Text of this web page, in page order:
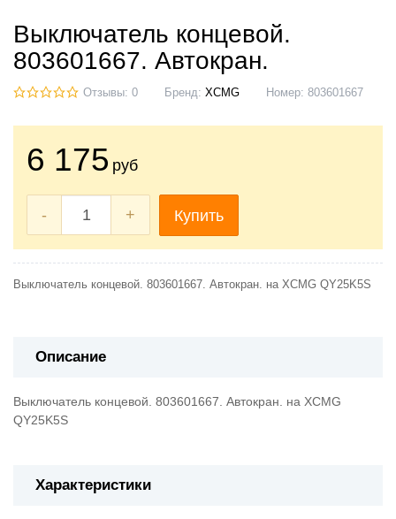
Выключатель концевой.
803601667. Автокран.
Отзывы: 0 Бренд: XCMG Номер: 803601667
6 175 руб
- + Купить
Выключатель концевой. 803601667. Автокран. на XCMG QY25K5S
Описание
Выключатель концевой. 803601667. Автокран. на XCMG
QY25K5S
Характеристики